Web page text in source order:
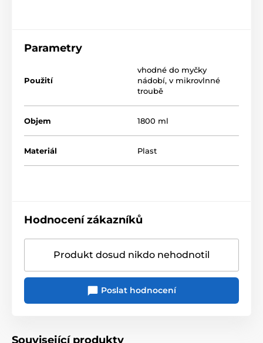
Parametry
Použití
vhodné do myčky
nádobí, v mikrovlnné
troubě
Objem 1800 ml
Materiál Plast
Hodnocení zákazníků
Produkt dosud nikdo nehodnotil
Poslat hodnocení
Související produkty